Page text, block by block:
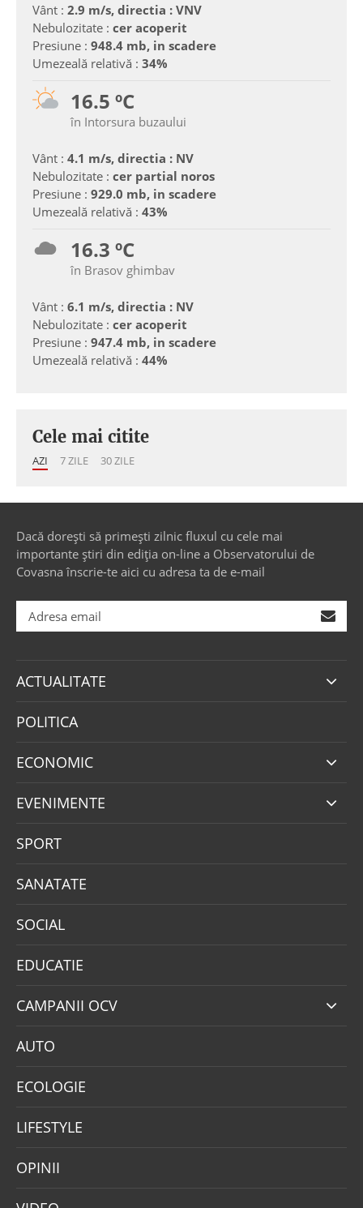
Vânt : 2.9 m/s, directia : VNV
Nebulozitate : cer acoperit
Presiune : 948.4 mb, in scadere
Umezeală relativă : 34%
16.5 ºC
în Intorsura buzaului
Vânt : 4.1 m/s, directia : NV
Nebulozitate : cer partial noros
Presiune : 929.0 mb, in scadere
Umezeală relativă : 43%
16.3 ºC
în Brasov ghimbav
Vânt : 6.1 m/s, directia : NV
Nebulozitate : cer acoperit
Presiune : 947.4 mb, in scadere
Umezeală relativă : 44%
Cele mai citite
AZI 7 ZILE 30 ZILE
Dacă dorești să primești zilnic fluxul cu cele mai
importante știri din ediția on-line a Observatorului de
Covasna înscrie-te aici cu adresa ta de e-mail
ACTUALITATE
POLITICA
ECONOMIC
EVENIMENTE
SPORT
SANATATE
SOCIAL
EDUCATIE
CAMPANII OCV
AUTO
ECOLOGIE
LIFESTYLE
OPINII